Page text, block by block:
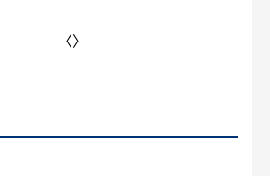
〈〉